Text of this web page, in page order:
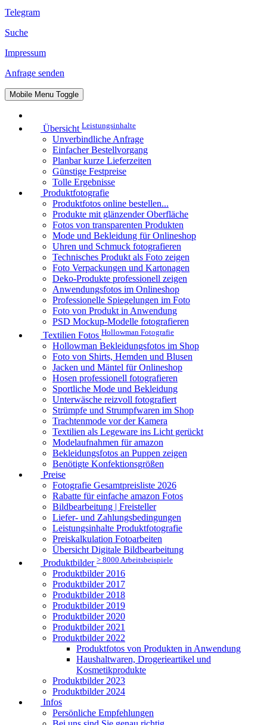
Telegram
Suche
Impressum
Anfrage senden
Mobile Menu Toggle
Übersicht Leistungsinhalte
Unverbindliche Anfrage
Einfacher Bestellvorgang
Planbar kurze Lieferzeiten
Günstige Festpreise
Tolle Ergebnisse
Produktfotografie
Produktfotos online bestellen...
Produkte mit glänzender Oberfläche
Fotos von transparenten Produkten
Mode und Bekleidung für Onlineshop
Uhren und Schmuck fotografieren
Technisches Produkt als Foto zeigen
Foto Verpackungen und Kartonagen
Deko-Produkte professionell zeigen
Anwendungsfotos im Onlineshop
Professionelle Spiegelungen im Foto
Foto von Produkt in Anwendung
PSD Mockup-Modelle fotografieren
Textilien Fotos Hollowman Fotografie
Hollowman Bekleidungsfotos im Shop
Foto von Shirts, Hemden und Blusen
Jacken und Mäntel für Onlineshop
Hosen professionell fotografieren
Sportliche Mode und Bekleidung
Unterwäsche reizvoll fotografiert
Strümpfe und Strumpfwaren im Shop
Trachtenmode vor der Kamera
Textilien als Legeware ins Licht gerückt
Modelaufnahmen für amazon
Bekleidungsfotos an Puppen zeigen
Benötigte Konfektionsgrößen
Preise
Fotografie Gesamtpreisliste 2026
Rabatte für einfache amazon Fotos
Bildbearbeitung | Freisteller
Liefer- und Zahlungsbedingungen
Leistungsinhalte Produktfotografie
Preiskalkulation Fotoarbeiten
Übersicht Digitale Bildbearbeitung
Produktbilder > 8000 Arbeitsbeispiele
Produktbilder 2016
Produktbilder 2017
Produktbilder 2018
Produktbilder 2019
Produktbilder 2020
Produktbilder 2021
Produktbilder 2022
Produktfotos von Produkten in Anwendung
Haushaltwaren, Drogerieartikel und
Kosmetikprodukte
Produktbilder 2023
Produktbilder 2024
Infos
Persönliche Empfehlungen